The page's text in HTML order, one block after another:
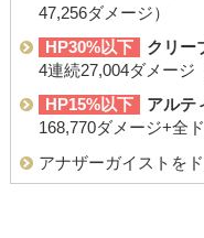
47,256ダメージ）
HP30%以下
クリー
4連続27,004ダメージ
HP15%以下
アルテ
168,770ダメージ+全
アナザーガイストを